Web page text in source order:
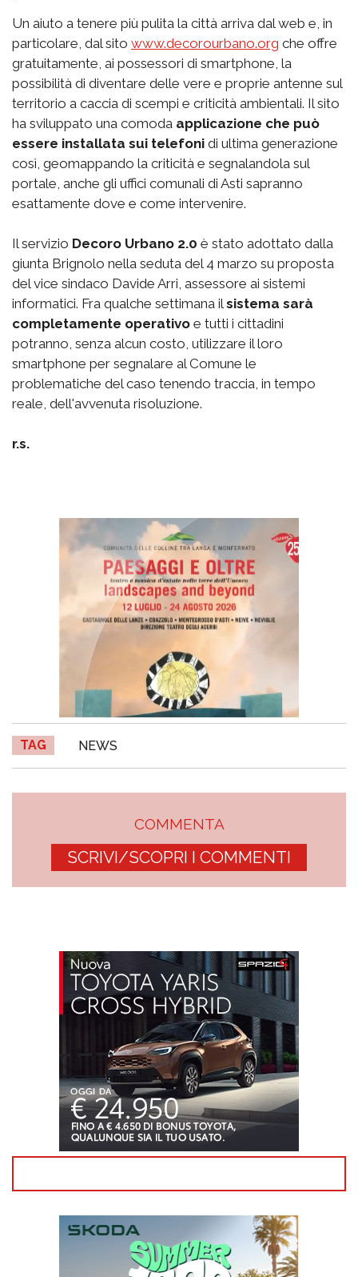
Un aiuto a tenere più pulita la città arriva dal web e, in
particolare, dal sito www.decorourbano.org che offre
gratuitamente, ai possessori di smartphone, la
possibilità di diventare delle vere e proprie antenne sul
territorio a caccia di scempi e criticità ambientali. Il sito
ha sviluppato una comoda applicazione che può
essere installata sui telefoni di ultima generazione
così, geomappando la criticità e segnalandola sul
portale, anche gli uffici comunali di Asti sapranno
esattamente dove e come intervenire.
Il servizio Decoro Urbano 2.0 è stato adottato dalla
giunta Brignolo nella seduta del 4 marzo su proposta
del vice sindaco Davide Arri, assessore ai sistemi
informatici. Fra qualche settimana il sistema sarà
completamente operativo e tutti i cittadini
potranno, senza alcun costo, utilizzare il loro
smartphone per segnalare al Comune le
problematiche del caso tenendo traccia, in tempo
reale, dell'avvenuta risoluzione.
r.s.
TAG NEWS
COMMENTA
SCRIVI/SCOPRI I COMMENTI